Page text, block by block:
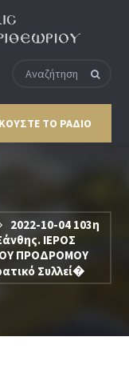
ΤΟ ΡΑΔΙΟ
2022-10-04 103η
ΙΕΡΟΣ
ΠΡΟΔΡΟΜΟΥ
Συλλεί�